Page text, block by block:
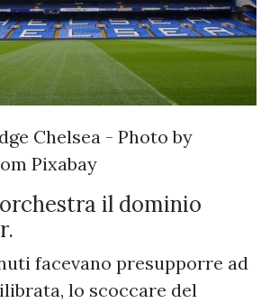
Chelsea - Photo by
Pixabay
il dominio
facevano presupporre ad
lo scoccare del